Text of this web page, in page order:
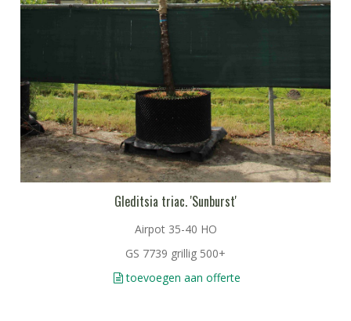
Gleditsia triac. 'Sunburst'
Airpot 35-40 HO
GS 7739 grillig 500+
toevoegen aan offerte